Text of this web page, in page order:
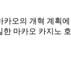
오의 개혁 계획
마카오 카지노